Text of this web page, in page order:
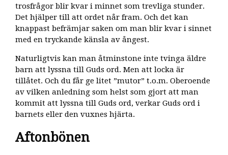
trosfrågor blir kvar i minnet som trevliga stunder.
Det hjälper till att ordet når fram. Och det kan
knappast befrämjar saken om man blir kvar i sinnet
med en tryckande känsla av ångest.
Naturligtvis kan man åtminstone inte tvinga äldre
barn att lyssna till Guds ord. Men att locka är
tillåtet. Och du får ge litet ”mutor” t.o.m. Oberoende
av vilken anledning som helst som gjort att man
kommit att lyssna till Guds ord, verkar Guds ord i
barnets eller den vuxnes hjärta.
Aftonbönen